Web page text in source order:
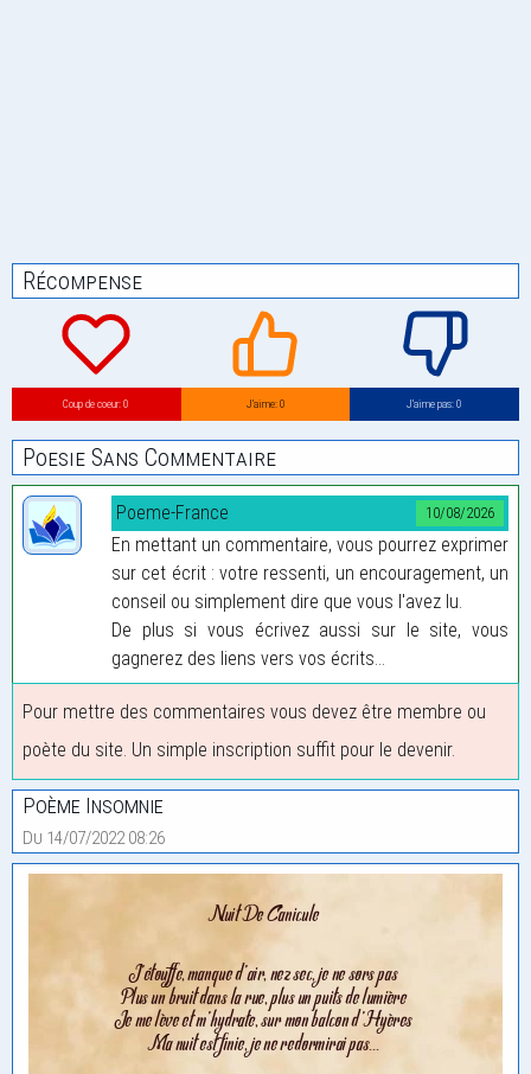
Récompense
Coup de coeur: 0 J’aime: 0 J’aime pas: 0
Poesie Sans Commentaire
10/08/2026
Poeme-France
En mettant un commentaire, vous pourrez exprimer
sur cet écrit : votre ressenti, un encouragement, un
conseil ou simplement dire que vous l'avez lu.
De plus si vous écrivez aussi sur le site, vous
gagnerez des liens vers vos écrits...
Pour mettre des commentaires vous devez être membre ou
poète du site. Un simple inscription suffit pour le devenir.
Poème Insomnie
Du 14/07/2022 08:26